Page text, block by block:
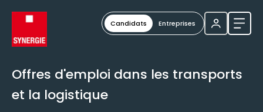
Candidats Entreprises
Offres d'emploi dans les transports
et la logistique